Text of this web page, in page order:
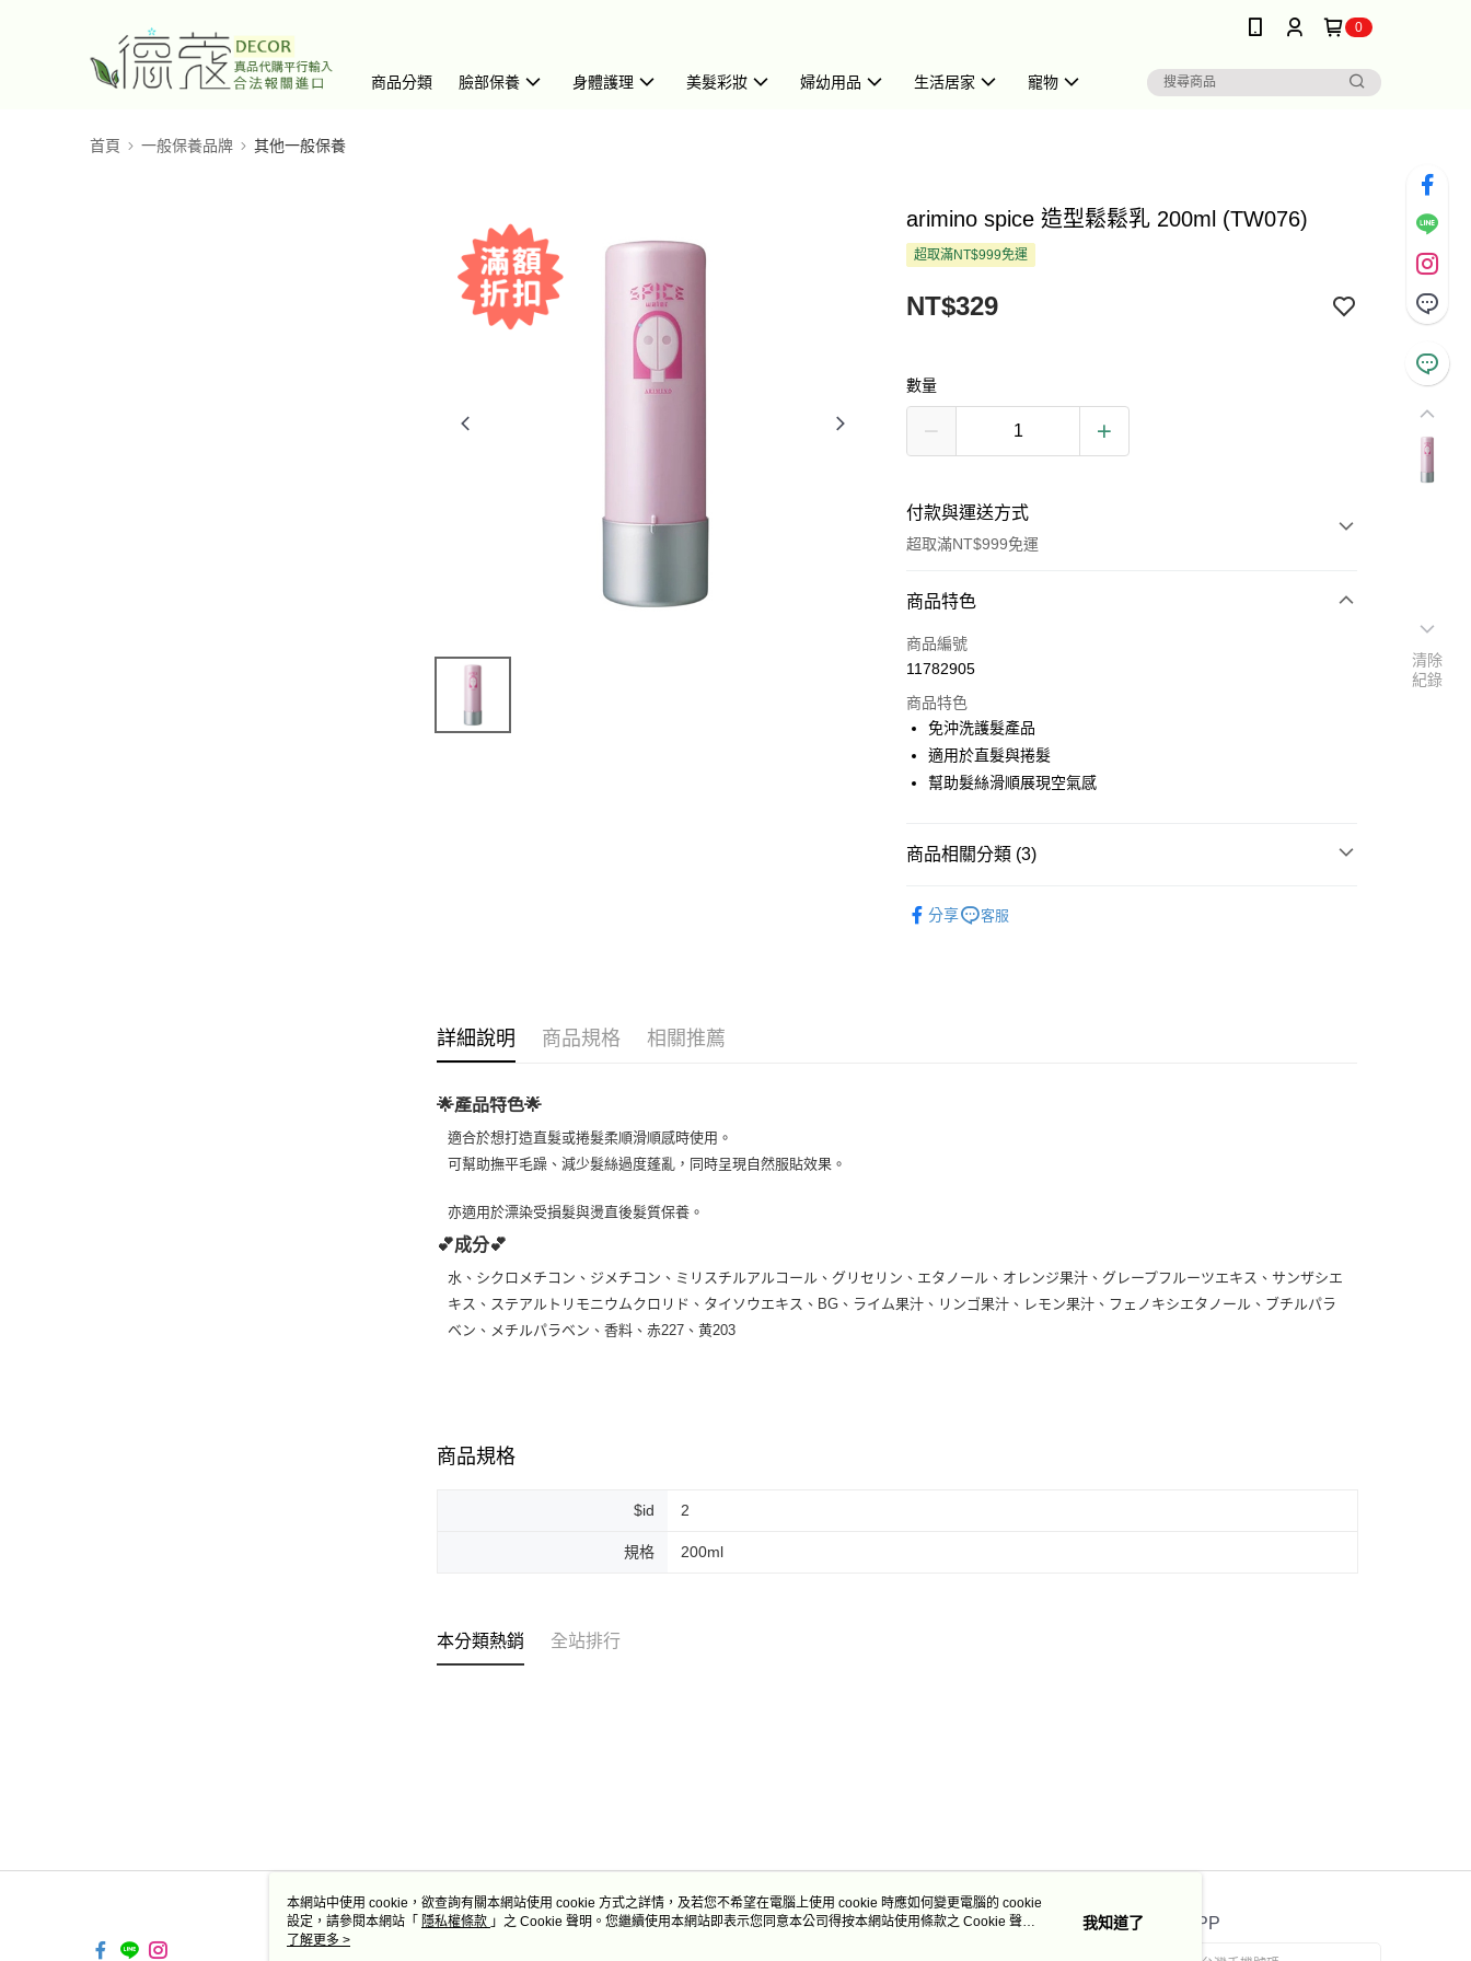
0
商品分類 臉部保養 身體護理 美髮彩妝 婦幼用品 生活居家 寵物
首頁 一般保養品牌 其他一般保養
arimino spice 造型鬆鬆乳 200ml (TW076)
超取滿NT$999免運
NT$329
數量
付款與運送方式
超取滿NT$999免運
付款方式
信用卡一次付款
LINE Pay
Apple Pay
悠遊付
ATM付款
每筆NT$80，滿NT$999(含以上)免運費
宅配
商品特色
商品編號
11782905
商品特色
免沖洗護髮產品
適用於直髮與捲髮
幫助髮絲滑順展現空氣感
商品相關分類 (3)
分享 客服
詳細說明 商品規格 相關推薦
🌟產品特色🌟
適合於想打造直髮或捲髮柔順滑順感時使用。
可幫助撫平毛躁、減少髮絲過度蓬亂，同時呈現自然服貼效果。
亦適用於漂染受損髮與燙直後髮質保養。
💕成分💕
水、シクロメチコン、ジメチコン、ミリスチルアルコール、グリセリン、エタノール、オレンジ果汁、グレープフルーツエキス、サンザシエ
キス、ステアルトリモニウムクロリド、タイソウエキス、BG、ライム果汁、リンゴ果汁、レモン果汁、フェノキシエタノール、ブチルパラ
ベン、メチルパラベン、香料、赤227、黄203
商品規格
$id 2
規格 200ml
本分類熱銷 全站排行
關於我們 客服資訊 官方APP
清除
紀錄
本網站中使用 cookie，欲查詢有關本網站使用 cookie 方式之詳情，及若您不希望在電腦上使用 cookie 時應如何變更電腦的 cookie
設定，請參閱本網站「 隱私權條款 」之 Cookie 聲明。您繼續使用本網站即表示您同意本公司得按本網站使用條款之 Cookie 聲明
使用 cookie。
了解更多 >
我知道了